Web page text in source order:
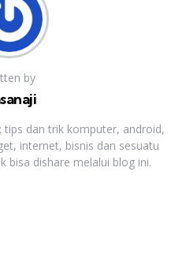
by
tips dan trik komputer, android,
internet, bisnis dan sesuatu
bisa dishare melalui blog ini.